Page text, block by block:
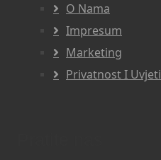
O Nama
Impresum
Marketing
Privatnost I Uvjeti